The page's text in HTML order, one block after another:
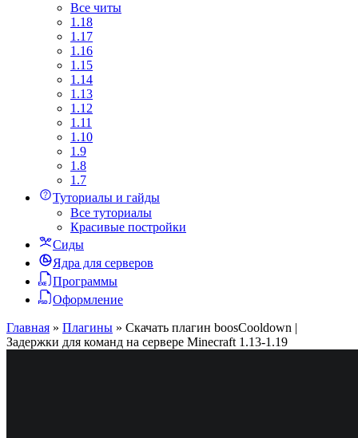
Все читы
1.18
1.17
1.16
1.15
1.14
1.13
1.12
1.11
1.10
1.9
1.8
1.7
Туториалы и гайды
Все туториалы
Красивые постройки
Сиды
Ядра для серверов
Программы
Оформление
Главная » Плагины » Скачать плагин boosCooldown |
Задержки для команд на сервере Minecraft 1.13-1.19